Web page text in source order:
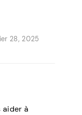
28, 2025
à